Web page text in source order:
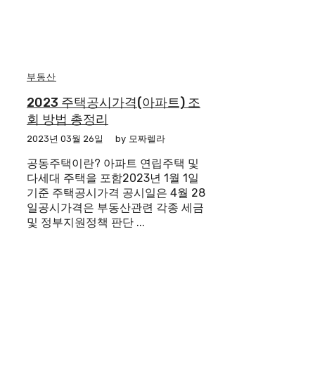
부동산
2023 주택공시가격(아파트) 조
회 방법 총정리
2023년 03월 26일 by 모짜렐라
공동주택이란? 아파트 연립주택 및
다세대 주택을 포함2023년 1월 1일
기준 주택공시가격 공시일은 4월 28
일공시가격은 부동산관련 각종 세금
및 정부지원정책 판단 ...